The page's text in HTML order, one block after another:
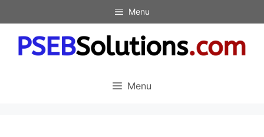
to
content
Menu
Menu